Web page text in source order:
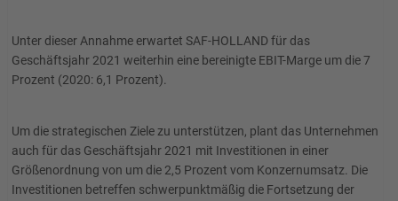
Unter dieser Annahme erwartet SAF-HOLLAND für das
Geschäftsjahr 2021 weiterhin eine bereinigte EBIT-Marge um die 7
Prozent (2020: 6,1 Prozent).
Um die strategischen Ziele zu unterstützen, plant das Unternehmen
auch für das Geschäftsjahr 2021 mit Investitionen in einer
Größenordnung von um die 2,5 Prozent vom Konzernumsatz. Die
Investitionen betreffen schwerpunktmäßig die Fortsetzung der